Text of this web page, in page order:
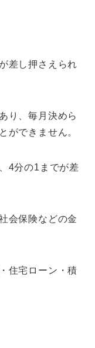
差し押さえられ
り、毎月決めら
ができません。
4分の1までが差
会保険などの金
住宅ローン・積